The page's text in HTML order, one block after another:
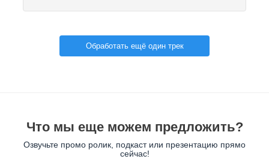
Обработать ещё один трек
Что мы еще можем предложить?
Озвучьте промо ролик, подкаст или презентацию прямо
сейчас!